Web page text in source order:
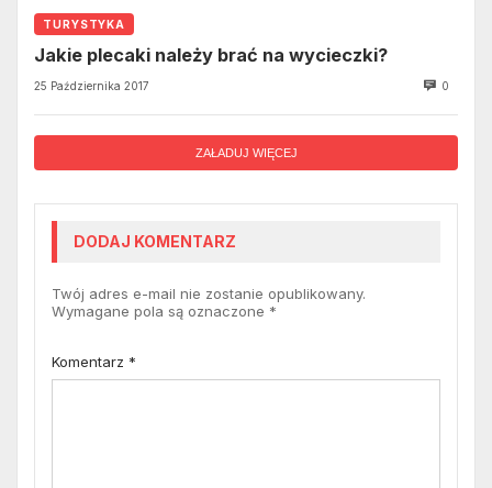
TURYSTYKA
Jakie plecaki należy brać na wycieczki?
25 Października 2017 0
ZAŁADUJ WIĘCEJ
DODAJ KOMENTARZ
Twój adres e-mail nie zostanie opublikowany.
Wymagane pola są oznaczone *
Komentarz *